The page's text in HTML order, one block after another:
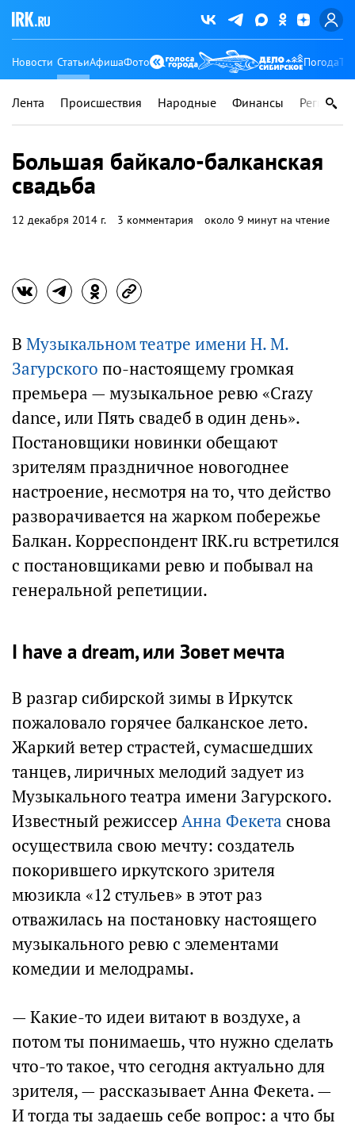
Новости СтатьиАфишаФото Погода
Лента Происшествия Народные Финансы Регионы
Большая байкало-балканская
свадьба
12 декабря 2014 г. 3 комментария около 9 минут на чтение
В Музыкальном театре имени Н. М.
Загурского по-настоящему громкая
премьера — музыкальное ревю «Crazy
dance, или Пять свадеб в один день».
Постановщики новинки обещают
зрителям праздничное новогоднее
настроение, несмотря на то, что действо
разворачивается на жарком побережье
Балкан. Корреспондент IRK.ru встретился
с постановщиками ревю и побывал на
генеральной репетиции.
I have a dream, или Зовет мечта
В разгар сибирской зимы в Иркутск
пожаловало горячее балканское лето.
Жаркий ветер страстей, сумасшедших
танцев, лиричных мелодий задует из
Музыкального театра имени Загурского.
Известный режиссер Анна Фекета снова
осуществила свою мечту: создатель
покорившего иркутского зрителя
мюзикла «12 стульев» в этот раз
отважилась на постановку настоящего
музыкального ревю с элементами
комедии и мелодрамы.
— Какие-то идеи витают в воздухе, а
потом ты понимаешь, что нужно сделать
что-то такое, что сегодня актуально для
зрителя, — рассказывает Анна Фекета. —
И тогда ты задаешь себе вопрос: а что бы